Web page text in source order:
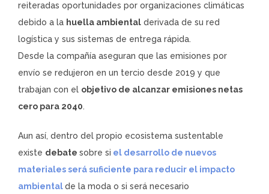
reiteradas oportunidades por organizaciones climáticas
debido a la huella ambiental derivada de su red
logística y sus sistemas de entrega rápida.
Desde la compañía aseguran que las emisiones por
envío se redujeron en un tercio desde 2019 y que
trabajan con el objetivo de alcanzar emisiones netas
cero para 2040.
Aun así, dentro del propio ecosistema sustentable
existe debate sobre si el desarrollo de nuevos
materiales será suficiente para reducir el impacto
ambientalde la moda o si será necesario